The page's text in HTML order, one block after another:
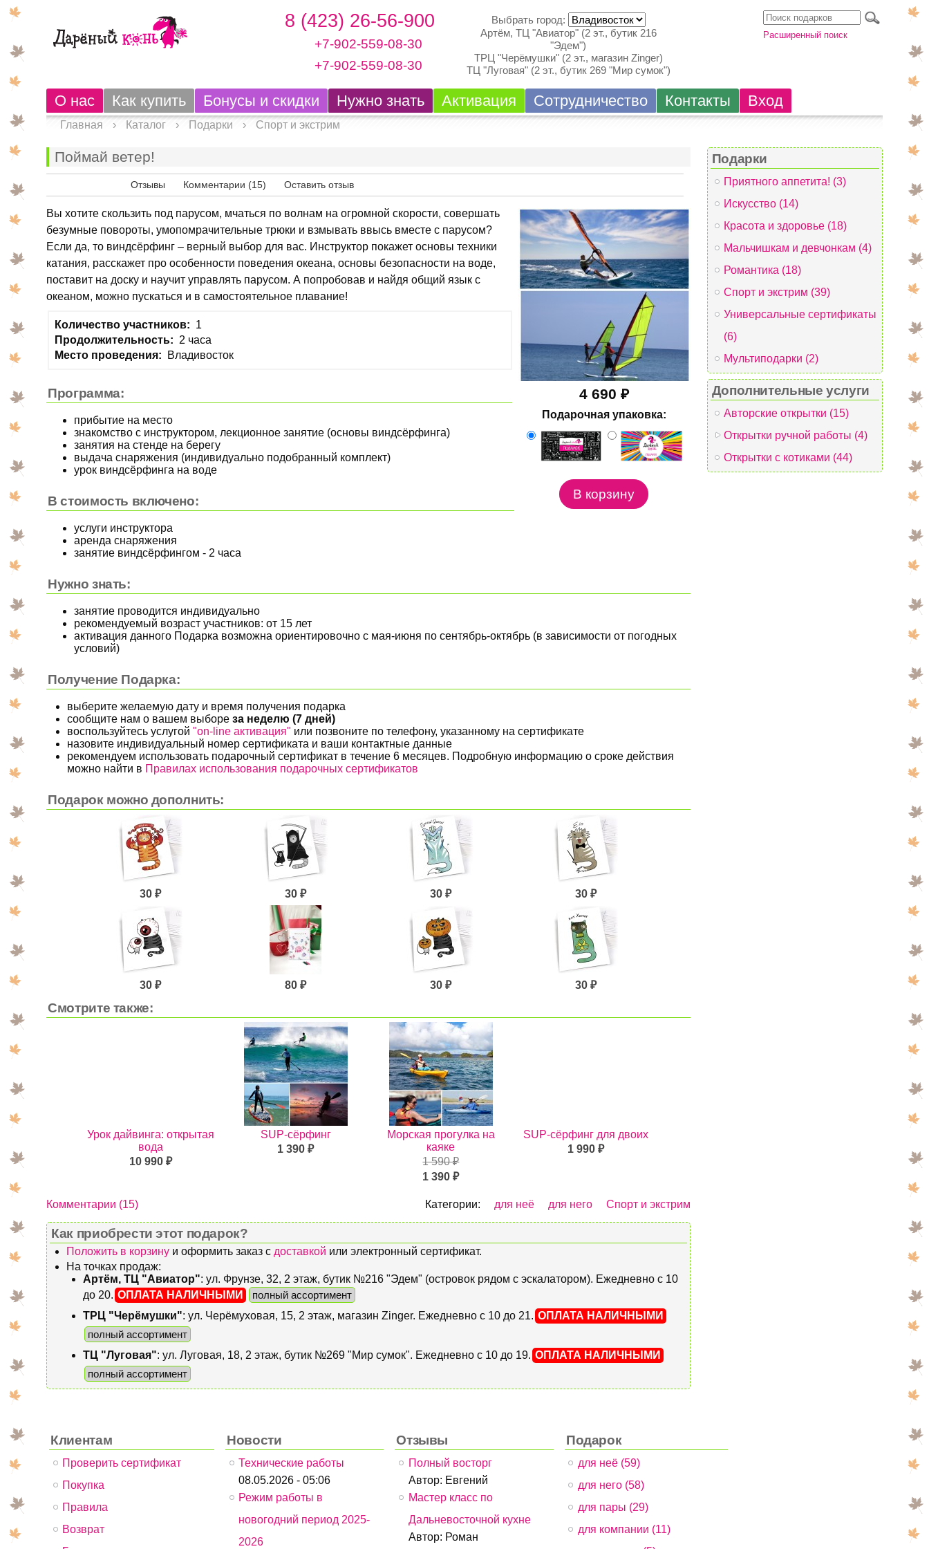
8 (423) 26-56-900
+7-902-559-08-30
+7-902-559-08-30
Выбрать город:
Артём, ТЦ "Авиатор" (2 эт., бутик 216
"Эдем")
ТРЦ "Черёмушки" (2 эт., магазин Zinger)
ТЦ "Луговая" (2 эт., бутик 269 "Мир сумок")
Расширенный поиск
О нас Как купить Бонусы и скидки Нужно знать Активация Сотрудничество Контакты Вход
Главная › Каталог › Подарки › Спорт и экстрим
Поймай ветер!
Отзывы Комментарии (15) Оставить отзыв
4 690 ₽
Подарочная упаковка:
Вы хотите скользить под парусом, мчаться по волнам на огромной скорости, совершать
безумные повороты, умопомрачительные трюки и взмывать ввысь вместе с парусом?
Если да, то виндсёрфинг – верный выбор для вас. Инструктор покажет основы техники
катания, расскажет про особенности поведения океана, основы безопасности на воде,
поставит на доску и научит управлять парусом. А попробовав и найдя общий язык с
океаном, можно пускаться и в самостоятельное плавание!
Количество участников: 1
Продолжительность: 2 часа
Место проведения:
Владивосток
Программа:
прибытие на место
знакомство с инструктором, лекционное занятие (основы виндсёрфинга)
занятия на стенде на берегу
выдача снаряжения (индивидуально подобранный комплект)
урок виндсёрфинга на воде
В стоимость включено:
услуги инструктора
аренда снаряжения
занятие виндсёрфингом - 2 часа
Нужно знать:
занятие проводится индивидуально
рекомендуемый возраст участников: от 15 лет
активация данного Подарка возможна ориентировочно с мая-июня по сентябрь-октябрь (в зависимости от погодных
условий)
Получение Подарка:
выберите желаемую дату и время получения подарка
сообщите нам о вашем выбореза неделю (7 дней)
воспользуйтесь услугой"on-line активация" или позвоните по телефону, указанному на сертификате
назовите индивидуальный номер сертификата и ваши контактные данные
рекомендуем использовать подарочный сертификат в течение 6 месяцев. Подробную информацию о сроке действия
можно найти в Правилах использования подарочных сертификатов
Подарок можно дополнить:
30 ₽ 30 ₽ 30 ₽ 30 ₽
30 ₽ 80 ₽ 30 ₽ 30 ₽
Смотрите также:
Урок дайвинга: открытая
вода
10 990 ₽
SUP-сёрфинг
1 390 ₽
Морская прогулка на
каяке
1 590 ₽
1 390 ₽
SUP-сёрфинг для двоих
1 990 ₽
Категории: для неё для него Спорт и экстрим
Комментарии (15)
Как приобрести этот подарок?
Положить в корзину и оформить заказ с доставкой или электронный сертификат.
На точках продаж:
Артём, ТЦ "Авиатор": ул. Фрунзе, 32, 2 этаж, бутик №216 "Эдем" (островок рядом с эскалатором). Ежедневно с 10
до 20. ОПЛАТА НАЛИЧНЫМИ
полный ассортимент
ТРЦ "Черёмушки": ул. Черёмуховая, 15, 2 этаж, магазин Zinger. Ежедневно с 10 до 21. ОПЛАТА НАЛИЧНЫМИ
полный ассортимент
ТЦ "Луговая": ул. Луговая, 18, 2 этаж, бутик №269 "Мир сумок". Ежедневно с 10 до 19. ОПЛАТА НАЛИЧНЫМИ
полный ассортимент
Подарки
Приятного аппетита! (3)
Искусство (14)
Красота и здоровье (18)
Мальчишкам и девчонкам (4)
Романтика (18)
Спорт и экстрим (39)
Универсальные сертификаты
(6)
Мультиподарки (2)
Дополнительные услуги
Авторские открытки (15)
Открытки ручной работы (4)
Открытки с котиками (44)
Клиентам
Проверить сертификат
Покупка
Правила
Возврат
Новости
Технические работы
08.05.2026 - 05:06
Режим работы в
новогодний период 2025-
2026
Отзывы
Полный восторг
Автор: Евгений
Мастер класс по
Дальневосточной кухне
Автор: Роман
Подарок
для неё (59)
для него (58)
для пары (29)
для компании (11)